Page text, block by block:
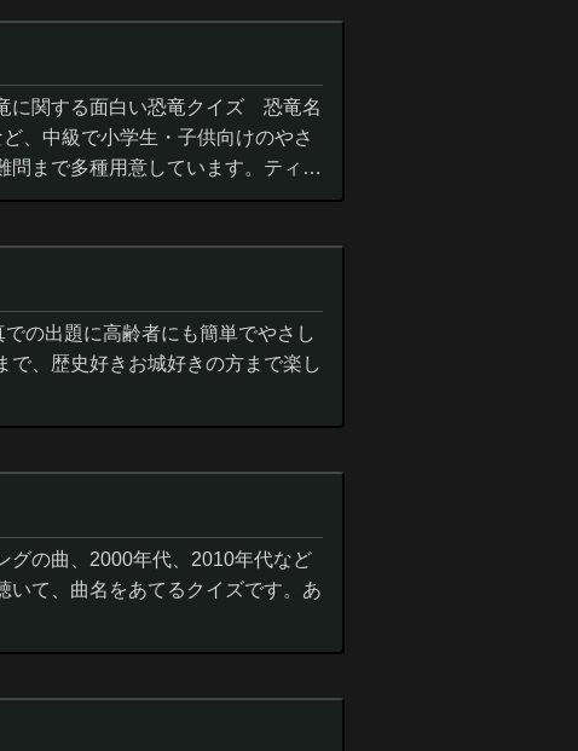
に関する面白い恐竜クイズ 恐竜名
、中級で小学生・子供向けのやさ
問まで多種用意しています。ティラ
ルス,モササ...
の出題に高齢者にも簡単でやさし
で、歴史好きお城好きの方まで楽し
グの曲、2000年代、2010年代など
いて、曲名をあてるクイズです。あ